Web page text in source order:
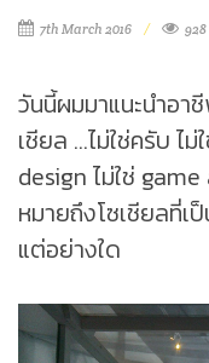
7th March 2016 928
วันนี้ผมมาแนะนำอา
เชียล …ไม่ใช่ครับ ไ
design ไม่ใช่
หมายถึงโซเชียลที่เ
แต่อย่างใด